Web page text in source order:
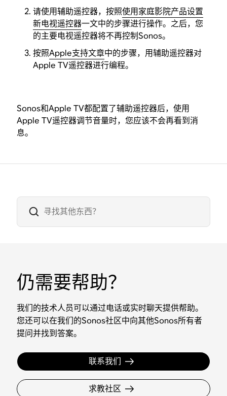
请使用辅助遥控器，按照使用家庭影院产品设置
新电视遥控器一文中的步骤进行操作。之后，您
的主要电视遥控器将不再控制Sonos。
按照Apple支持文章中的步骤，用辅助遥控器对
Apple TV遥控器进行编程。
Sonos和Apple TV都配置了辅助遥控器后，使用
Apple TV遥控器调节音量时，您应该不会再看到消
息。
仍需要帮助？
我们的技术人员可以通过电话或实时聊天提供帮助。
您还可以在我们的Sonos社区中向其他Sonos所有者
提问并找到答案。
联系我们
求教社区